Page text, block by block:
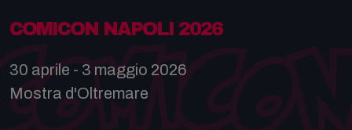
COMICON NAPOLI 2026
30 aprile - 3 maggio 2026
Mostra d'Oltremare